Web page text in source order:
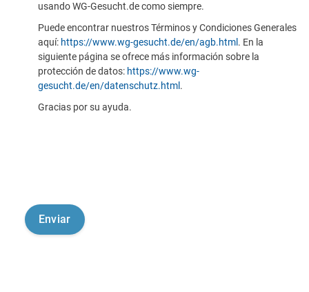
usando WG-Gesucht.de como siempre.
Puede encontrar nuestros Términos y Condiciones Generales
aquí: https://www.wg-gesucht.de/en/agb.html . En la
siguiente página se ofrece más información sobre la
protección de datos: https://www.wg-
gesucht.de/en/datenschutz.html .
Gracias por su ayuda.